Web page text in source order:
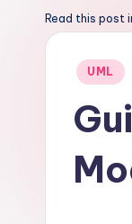
o
Read this post
Posted
UML